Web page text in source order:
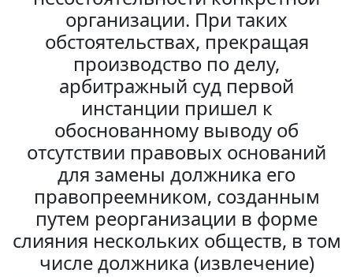
организации. При таких
обстоятельствах, прекращая
производство по делу,
арбитражный суд первой
инстанции пришел к
обоснованному выводу об
отсутствии правовых оснований
для замены должника его
правопреемником, созданным
путем реорганизации в форме
слияния нескольких обществ, в том
числе должника (извлечение)